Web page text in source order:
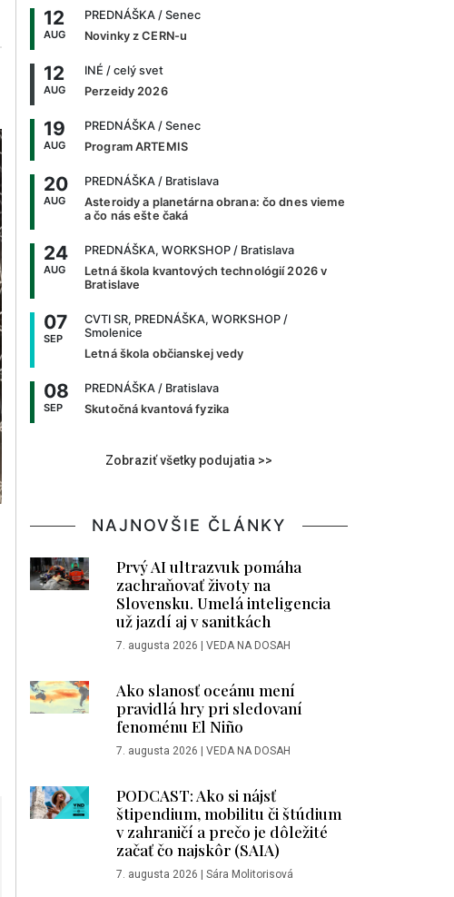
12
AUG
PREDNÁŠKA / Senec
Novinky z CERN-u
12
AUG
INÉ / celý svet
Perzeidy 2026
19
AUG
PREDNÁŠKA / Senec
Program ARTEMIS
20
AUG
PREDNÁŠKA / Bratislava
Asteroidy a planetárna obrana: čo dnes vieme
a čo nás ešte čaká
24
AUG
PREDNÁŠKA, WORKSHOP / Bratislava
Letná škola kvantových technológií 2026 v
Bratislave
07
SEP
CVTI SR, PREDNÁŠKA, WORKSHOP /
Smolenice
Letná škola občianskej vedy
08
SEP
PREDNÁŠKA / Bratislava
Skutočná kvantová fyzika
Zobraziť všetky podujatia >>
NAJNOVŠIE ČLÁNKY
Prvý AI ultrazvuk pomáha
zachraňovať životy na
Slovensku. Umelá inteligencia
už jazdí aj v sanitkách
7. augusta 2026 | VEDA NA DOSAH
Ako slanosť oceánu mení
pravidlá hry pri sledovaní
fenoménu El Niño
7. augusta 2026 | VEDA NA DOSAH
PODCAST: Ako si nájsť
štipendium, mobilitu či štúdium
v zahraničí a prečo je dôležité
začať čo najskôr (SAIA)
7. augusta 2026 | Sára Molitorisová